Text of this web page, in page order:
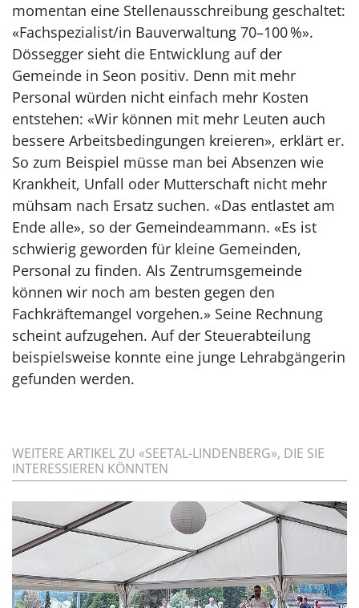
momentan eine Stellenausschreibung geschaltet:
«Fachspezialist/in Bauverwaltung 70–100 %».
Dössegger sieht die Entwicklung auf der
Gemeinde in Seon positiv. Denn mit mehr
Personal würden nicht einfach mehr Kosten
entstehen: «Wir können mit mehr Leuten auch
bessere Arbeitsbedingungen kreieren», erklärt er.
So zum Beispiel müsse man bei Absenzen wie
Krankheit, Unfall oder Mutterschaft nicht mehr
mühsam nach Ersatz suchen. «Das entlastet am
Ende alle», so der Gemeindeammann. «Es ist
schwierig geworden für kleine Gemeinden,
Personal zu finden. Als Zentrumsgemeinde
können wir noch am besten gegen den
Fachkräftemangel vorgehen.» Seine Rechnung
scheint aufzugehen. Auf der Steuerabteilung
beispielsweise konnte eine junge Lehrabgängerin
gefunden werden.
WEITERE ARTIKEL ZU «SEETAL-LINDENBERG», DIE SIE
INTERESSIEREN KÖNNTEN